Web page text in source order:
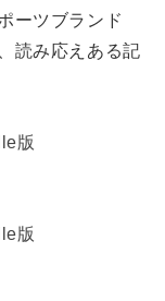
ーツブランド
読み応えある記
版
版